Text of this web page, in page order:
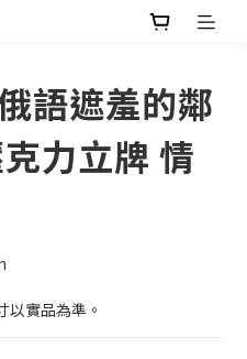
語遮羞的鄰
力立牌 情
實品為準。